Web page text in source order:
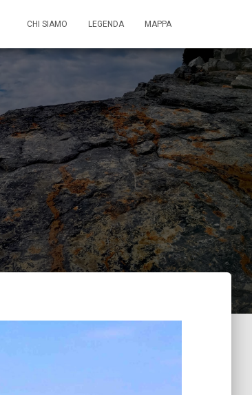
CHI SIAMO LEGENDA MAPPA